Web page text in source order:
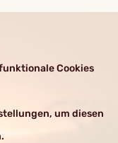
Cookies
um diesen